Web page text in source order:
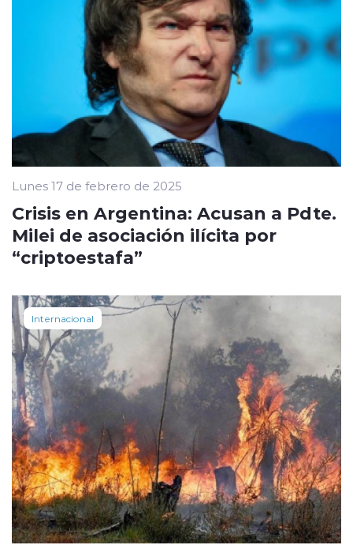
Lunes 17 de febrero de 2025
Crisis en Argentina: Acusan a Pdte.
Milei de asociación ilícita por
“criptoestafa”
Internacional